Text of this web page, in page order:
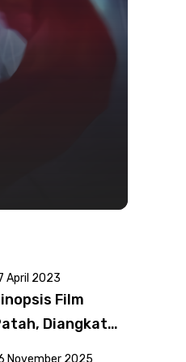
April 2023
Film
Diangkat
November 2025